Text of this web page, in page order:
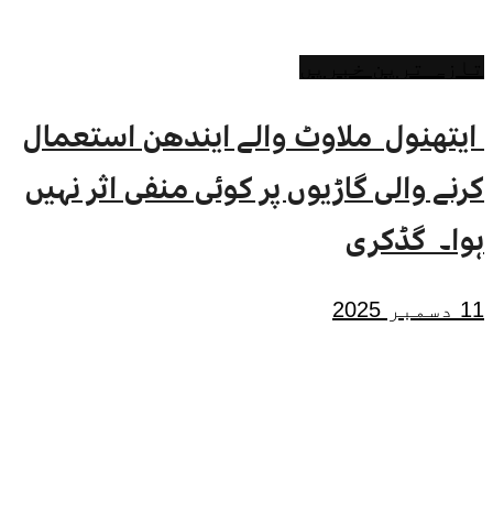
ایتھنول ملاوٹ والے ایندھن استعمال
کرنے والی گاڑیوں پر کوئی منفی اثر نہیں
ہوا۔ گڈکری
11 دسمبر 2025